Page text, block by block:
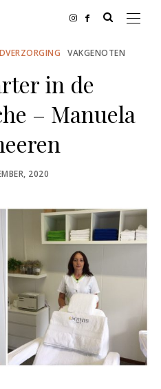
VAKGENOTEN
in de
– Manuela
2020